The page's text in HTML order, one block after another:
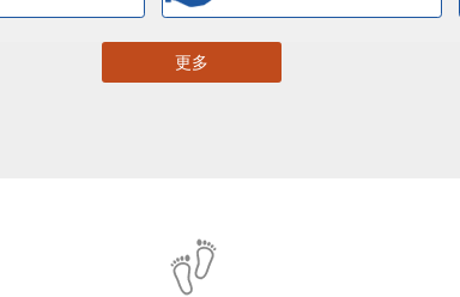
更多